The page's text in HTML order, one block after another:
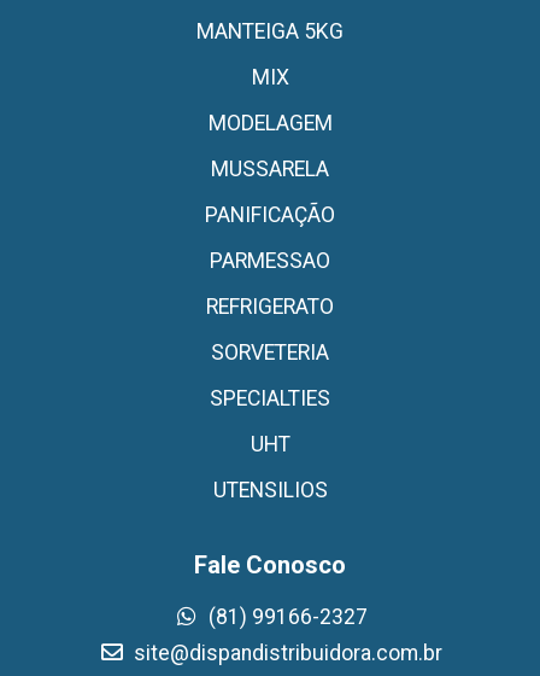
MANTEIGA 5KG
MIX
MODELAGEM
MUSSARELA
PANIFICAÇÃO
PARMESSAO
REFRIGERATO
SORVETERIA
SPECIALTIES
UHT
UTENSILIOS
Fale Conosco
(81) 99166-2327
site@dispandistribuidora.com.br